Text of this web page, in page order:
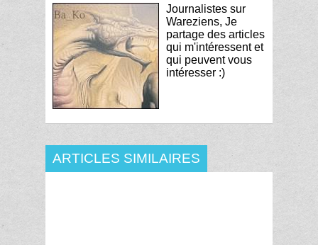
Journalistes sur
Wareziens, Je
partage des articles
qui m'intéressent et
qui peuvent vous
intéresser :)
ARTICLES SIMILAIRES